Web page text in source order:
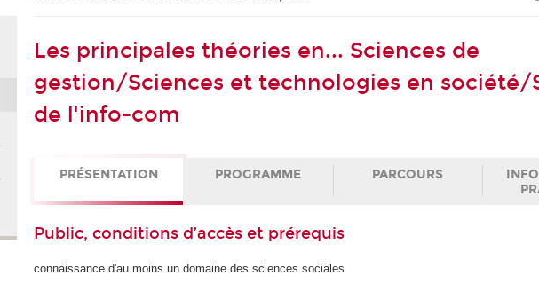
Les principales théories en... Sciences de
gestion/Sciences et technologies en société/
de l'info-com
PRÉSENTATION PROGRAMME PARCOURS
Public, conditions d’accès et prérequis
connaissance d'au moins un domaine des sciences sociales